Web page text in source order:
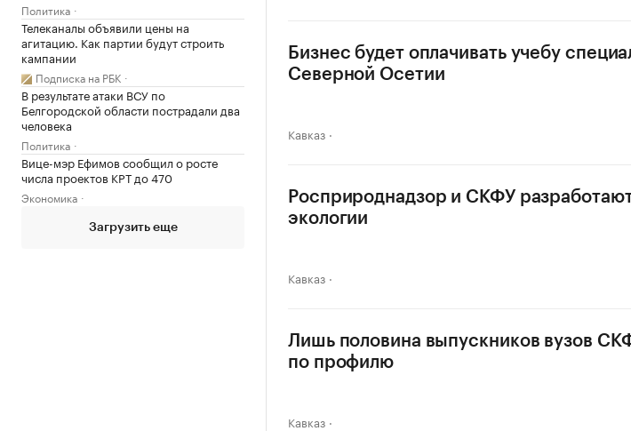
Политика
Телеканалы объявили цены на
агитацию. Как партии будут строить
кампании
Подписка на РБК
В результате атаки ВСУ по
Белгородской области пострадали два
человека
Политика
Вице-мэр Ефимов сообщил о росте
числа проектов КРТ до 470
Экономика
Загрузить еще
Бизнес будет оплачивать учебу
Северной Осетии
Кавказ
Росприроднадзор и СКФУ
экологии
Кавказ
Лишь половина выпускников вузов
по профилю
Кавказ